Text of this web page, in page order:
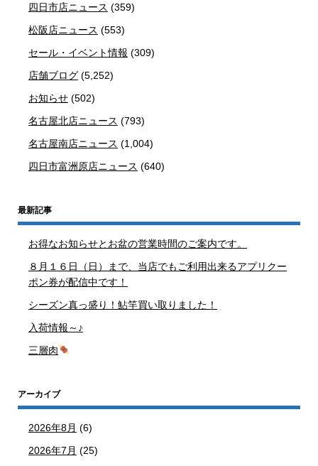
四日市店ニュース (359)
松阪店ニュース (553)
セール・イベント情報 (309)
店舗ブログ (5,252)
お知らせ (502)
名古屋北店ニュース (793)
名古屋南店ニュース (1,004)
四日市富洲原店ニュース (640)
最新記事
お得なお知らせとお盆の営業時間のご案内です。
８月１６日（日）まで、当店でもご利用出来るアプリクー
ポン券が配信中です！
シーズン真っ盛り！鮎竿買い取りました！
入荷情報～♪
三層肉
アーカイブ
2026年8月 (6)
2026年7月 (25)